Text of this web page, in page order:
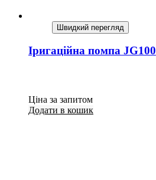
Швидкий перегляд
Іригаційна помпа JG100
Ціна за запитом
Додати в кошик